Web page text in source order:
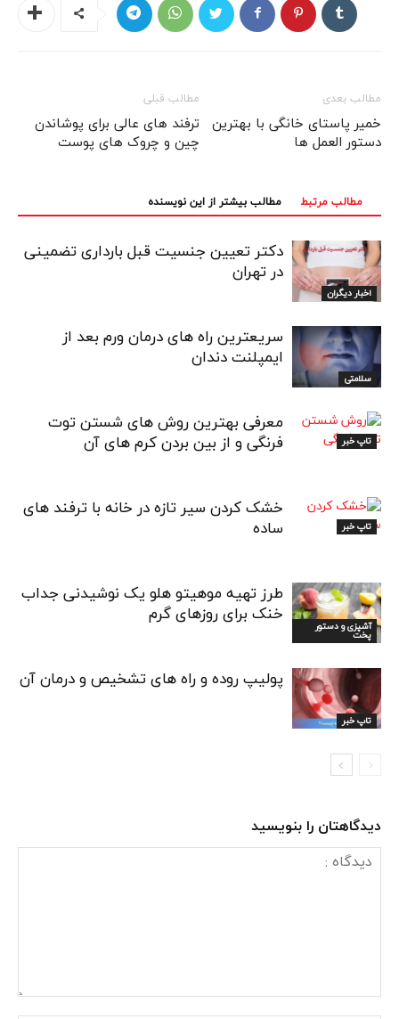
مطالب قبلی
ترفند های عالی برای پوشاندن
چین و چروک های پوست
مطالب بعدی
خمیر پاستای خانگی با بهترین
دستور العمل ها
مطالب مرتبط مطالب بیشتر از این نویسنده
اخبار دیگران
دکتر تعیین جنسیت قبل بارداری تضمینی
در تهران
سلامتی
سریعترین راه های درمان ورم بعد از
ایمپلنت دندان
تاپ خبر
معرفی بهترین روش های شستن توت
فرنگی و از بین بردن کرم های آن
تاپ خبر
خشک کردن سیر تازه در خانه با ترفند های
ساده
آشپزی و دستور
پخت
طرز تهیه موهیتو هلو یک نوشیدنی جداب
خنک برای روزهای گرم
تاپ خبر
پولیپ روده و راه های تشخیص و درمان آن
دیدگاهتان را بنویسید